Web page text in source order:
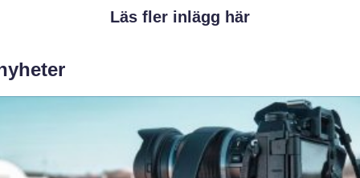
Läs fler inlägg här